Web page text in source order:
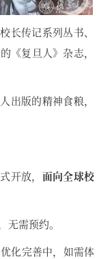
长传记系列丛书、
《复旦人》杂志，
出版的精神食粮，
开放， 面向全球校
需预约。
化完善中，如需体